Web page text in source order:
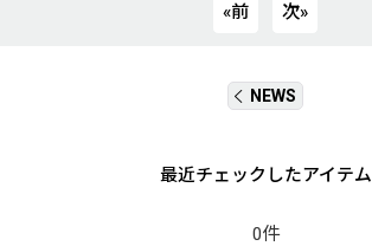
«前 次»
NEWS
最近チェックしたアイテム
0件